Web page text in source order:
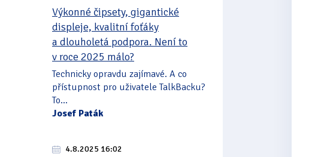
Výkonné čipsety, gigantické
displeje, kvalitní foťáky
a dlouholetá podpora. Není to
v roce 2025 málo?
Technicky opravdu zajímavé. A co
přístupnost pro uživatele TalkBacku?
To...
Josef Paták
4.8.2025 16:02